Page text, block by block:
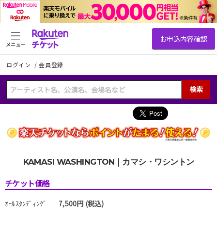
ログイン /会員登録
検索
メニュー
KAMASI WASHINGTON｜カマシ・ワシントン
チケット価格
ｵｰﾙｽﾀﾝﾃﾞｨﾝｸﾞ 7,500円 (税込)